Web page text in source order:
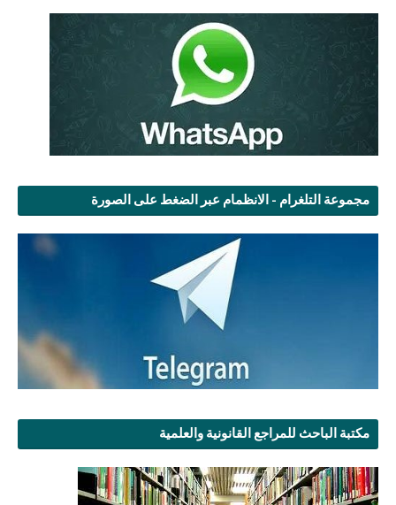
مجموعة التلغرام - الانظمام عبر الضغط على الصورة
مكتبة الباحث للمراجع القانونية والعلمية